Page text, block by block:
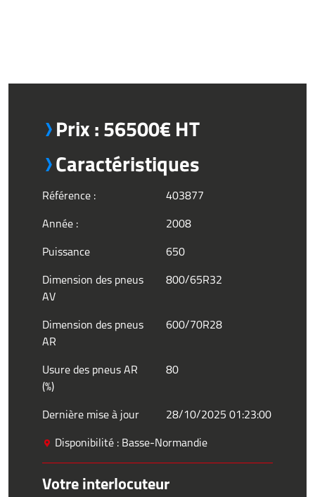
Prix : 56500€ HT
Caractéristiques
Référence :
403877
Année :
2008
Puissance
650
Dimension des pneus
AV
800/65R32
Dimension des pneus
AR
600/70R28
Usure des pneus AR
(%)
80
Dernière mise à jour
28/10/2025 01:23:00
Disponibilité : Basse-Normandie
Votre interlocuteur